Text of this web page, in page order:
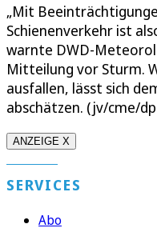
„Mit
Schienenverkehr ist
warnte DWD-
Mitteilung vor Sturm.
ausfallen, lässt sich
abschätzen. (jv/cme/
ANZEIGE X
SERVICES
Abo